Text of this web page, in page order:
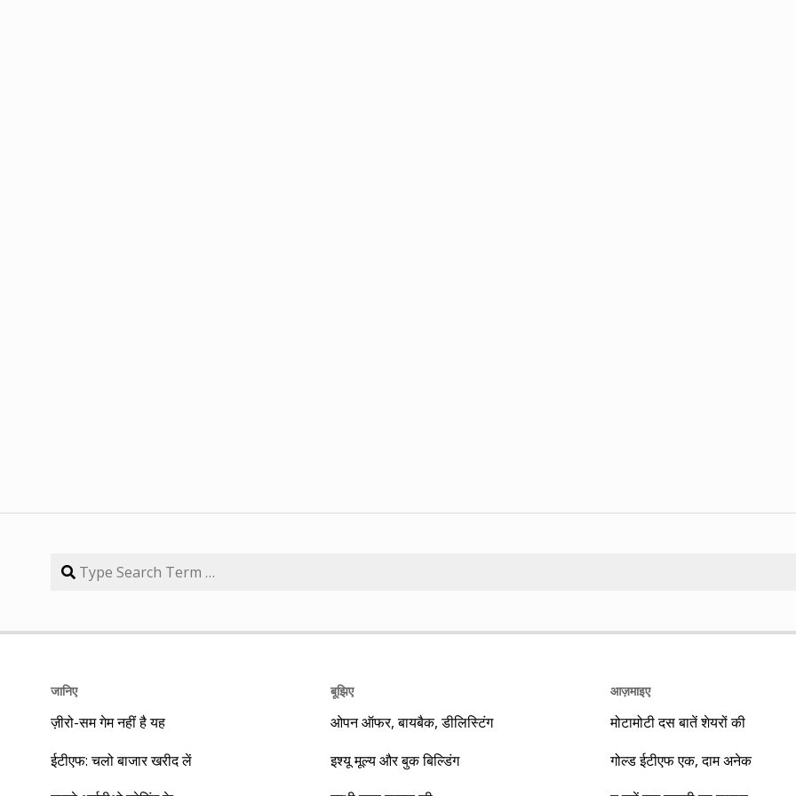
जानिए
ज़ीरो-सम गेम नहीं है यह
ईटीएफ: चलो बाजार खरीद लें
बूझिए
ओपन ऑफर, बायबैक, डीलिस्टिंग
इश्यू मूल्य और बुक बिल्डिंग
आज़माइए
मोटामोटी दस बातें शेयरों की
गोल्ड ईटीएफ एक, दाम अनेक